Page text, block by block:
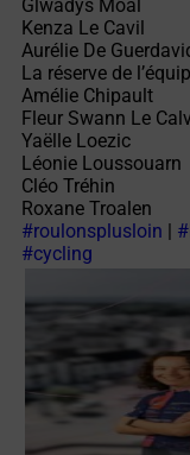
Glwadys Moal
Kenza Le Cavil
Aurélie De
La réserve de
Amélie Chipault
Fleur Swann Le
Yaëlle Loezic
Léonie Loussouarn
Cléo Tréhin
Roxane Troalen
#roulonsplusloin
#cycling